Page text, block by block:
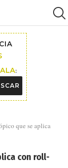
:
que se aplica
con roll-